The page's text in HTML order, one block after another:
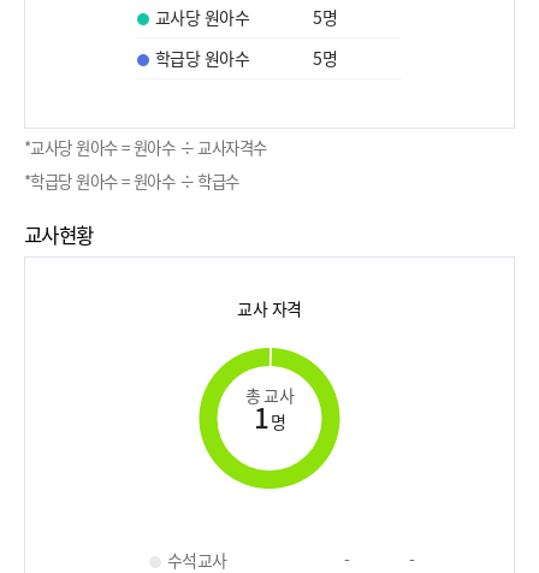
교사당 원아수 5명
학급당 원아수
5명
*교사당 원아수 = 원아수 ÷ 교사자격수
*학급당 원아수 = 원아수 ÷ 학급수
교사현황
교사 자격
총 교사
1명
수석교사 -
-